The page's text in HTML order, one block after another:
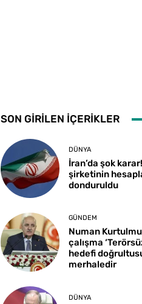
SON GİRİLEN İÇERİKLER
DÜNYA
İran’da şok
şirketinin
donduruldu
GÜNDEM
Numan
çalışma
hedefi
merhaledir
DÜNYA